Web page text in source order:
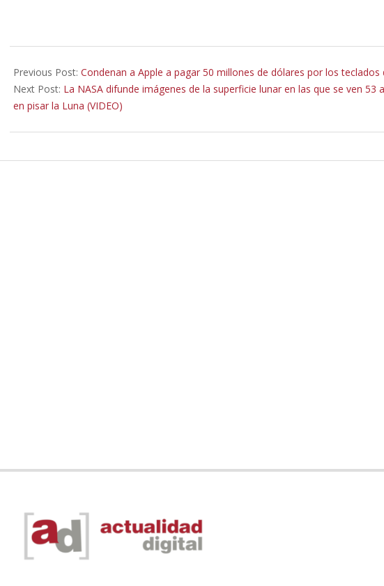
07-
22
Previous Post: Condenan a Apple a pagar 50 millones de dólares por los
Next Post: La NASA difunde imágenes de la superficie lunar en las que se ven
en pisar la Luna (VIDEO)